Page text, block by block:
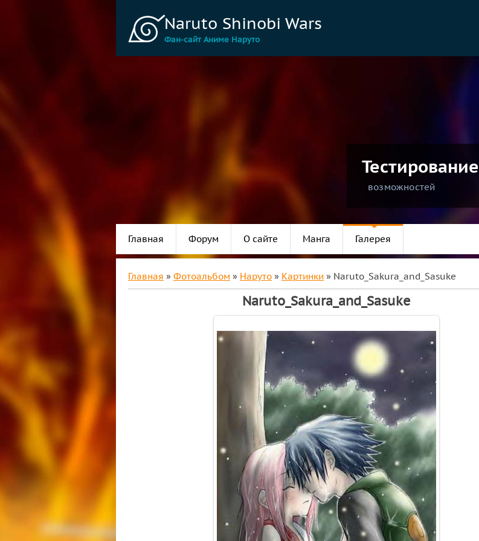
Naruto Shinobi Wars
Фан-сайт Аниме Наруто
Тестирование
возможностей
Главная Форум О сайте Манга Галерея
Главная » Фотоальбом » Наруто » Картинки » Naruto_Sakura_and_Sasuke
Naruto_Sakura_and_Sasuke